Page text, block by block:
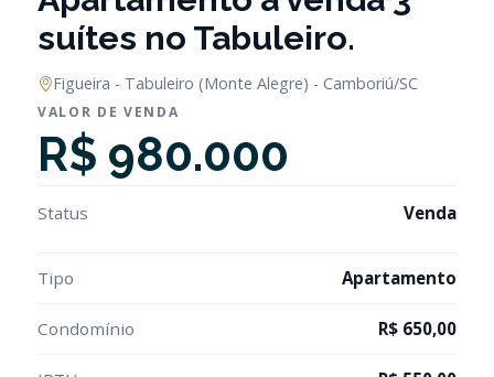
suítes no Tabuleiro.
Figueira - Tabuleiro (Monte Alegre) - Camboriú/SC
VALOR DE VENDA
R$ 980.000
Status Venda
Tipo Apartamento
Condomínio R$ 650,00